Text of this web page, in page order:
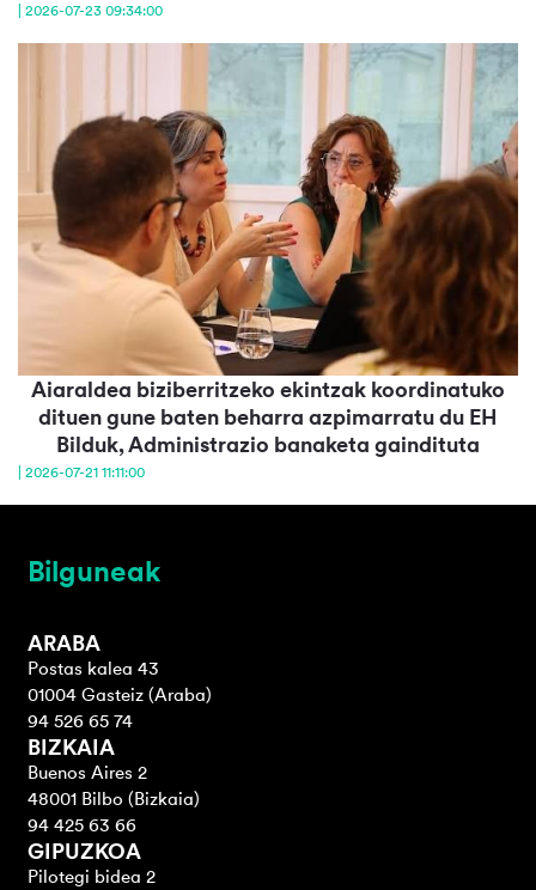
| 2026-07-23 09:34:00
Aiaraldea biziberritzeko ekintzak koordinatuko
dituen gune baten beharra azpimarratu du EH
Bilduk, Administrazio banaketa gaindituta
| 2026-07-21 11:11:00
Bilguneak
ARABA
Postas kalea 43
01004 Gasteiz (Araba)
94 526 65 74
BIZKAIA
Buenos Aires 2
48001 Bilbo (Bizkaia)
94 425 63 66
GIPUZKOA
Pilotegi bidea 2